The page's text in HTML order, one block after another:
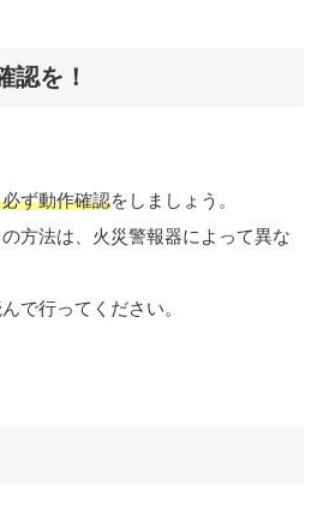
認を！
ず動作確認をしましょう。
方法は、火災警報器によって異な
で行ってください。